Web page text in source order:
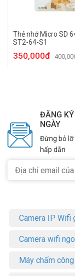
Thẻ nhớ Micro SD
ST2-64-S1
350,000đ
ĐĂNG
NGÀY
Đừng bỏ
hấp dẫn
Camera IP Wifi
Camera wifi
Máy chấm